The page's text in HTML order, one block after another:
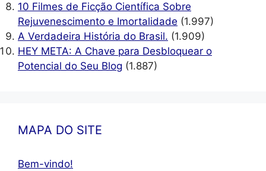
10 Filmes de Ficção Científica Sobre
Rejuvenescimento e Imortalidade (1.997)
A Verdadeira História do Brasil. (1.909)
HEY META: A Chave para Desbloquear o
Potencial do Seu Blog (1.887)
MAPA DO SITE
Bem-vindo!